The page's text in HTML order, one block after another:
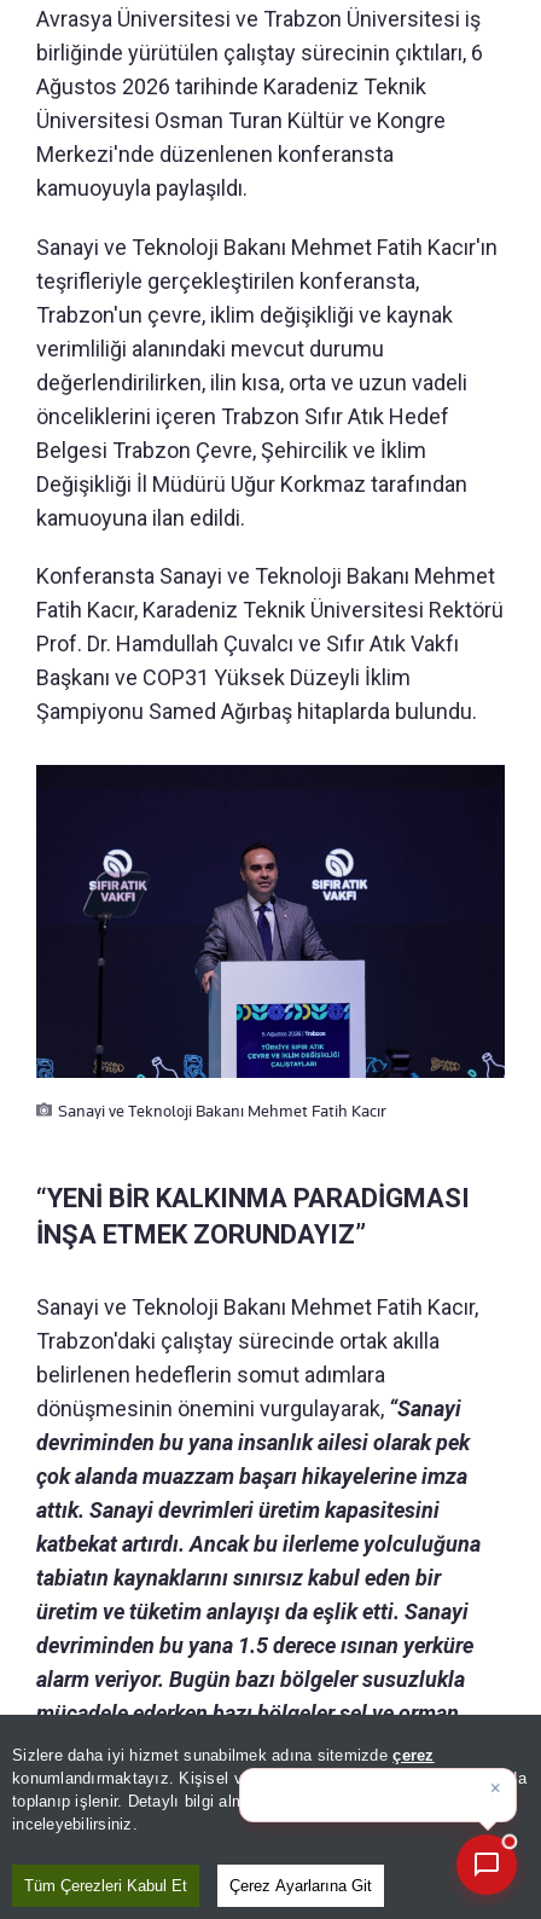
Sizlere daha iyi hizmet sunabilmek adına sitemizdeçerez
konumlandırmaktayız. Kişisel verileriniz, KVKK ve GDPR kapsamında
toplanıp işlenir. Detaylı bilgi almak için
inceleyebilirsiniz.
Tüm Çerezleri Kabul Et Çerez Ayarlarına Git
Avrasya Üniversitesi ve Trabzon Üniversitesi iş
birliğinde yürütülen çalıştay sürecinin çıktıları, 6
Ağustos 2026 tarihinde Karadeniz Teknik
Üniversitesi Osman Turan Kültür ve Kongre
Merkezi'nde düzenlenen konferansta
kamuoyuyla paylaşıldı.
Sanayi ve Teknoloji Bakanı Mehmet Fatih Kacır'ın
teşrifleriyle gerçekleştirilen konferansta,
Trabzon'un çevre, iklim değişikliği ve kaynak
verimliliği alanındaki mevcut durumu
değerlendirilirken, ilin kısa, orta ve uzun vadeli
önceliklerini içeren Trabzon Sıfır Atık Hedef
Belgesi Trabzon Çevre, Şehircilik ve İklim
Değişikliği İl Müdürü Uğur Korkmaz tarafından
kamuoyuna ilan edildi.
Konferansta Sanayi ve Teknoloji Bakanı Mehmet
Fatih Kacır, Karadeniz Teknik Üniversitesi Rektörü
Prof. Dr. Hamdullah Çuvalcı ve Sıfır Atık Vakfı
Başkanı ve COP31 Yüksek Düzeyli İklim
Şampiyonu Samed Ağırbaş hitaplarda bulundu.
Sanayi ve Teknoloji Bakanı Mehmet Fatih Kacır
“YENİ BİR KALKINMA PARADİGMASI
İNŞA ETMEK ZORUNDAYIZ”
Sanayi ve Teknoloji Bakanı Mehmet Fatih Kacır,
Trabzon'daki çalıştay sürecinde ortak akılla
belirlenen hedeflerin somut adımlara
dönüşmesinin önemini vurgulayarak, “Sanayi
devriminden bu yana insanlık ailesi olarak pek
çok alanda muazzam başarı hikayelerine imza
attık. Sanayi devrimleri üretim kapasitesini
katbekat artırdı. Ancak bu ilerleme yolculuğuna
tabiatın kaynaklarını sınırsız kabul eden bir
üretim ve tüketim anlayışı da eşlik etti. Sanayi
devriminden bu yana 1.5 derece ısınan yerküre
alarm veriyor. Bugün bazı bölgeler susuzlukla
mücadele ederken bazı bölgeler sel ve orman
yangınlarının yıkıcı sonuçları ile karşı karşıya
kalıyor. Artık Antarktika'da dahi mikroplastiklere
rastlıyoruz. Yeni bir kalkınma paradigmasını hep
×
Bugünün öne çıkan manşetleri